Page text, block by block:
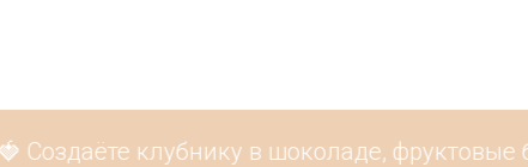
клубнику в шоколаде,